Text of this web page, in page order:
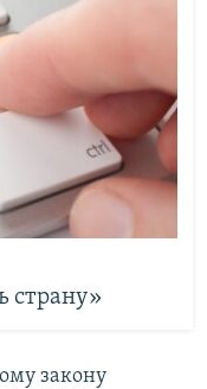
страну»
закону